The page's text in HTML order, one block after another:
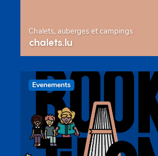
Chalets, auberges et campings
chalets.lu
Evenements